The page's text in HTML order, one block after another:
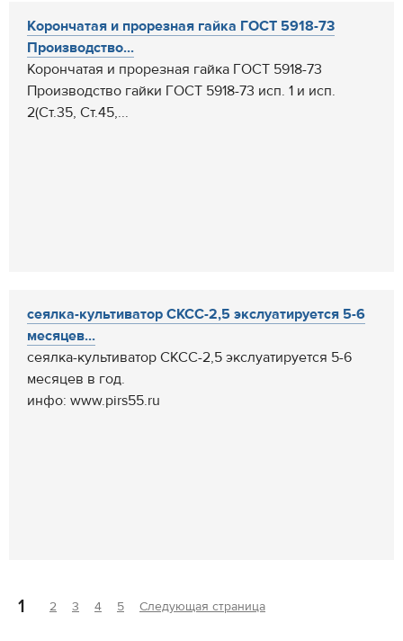
Корончатая и прорезная гайка ГОСТ 5918-73
Производство...
Корончатая и прорезная гайка ГОСТ 5918-73
Производство гайки ГОСТ 5918-73 исп. 1 и исп.
2(Ст.35, Ст.45,...
сеялка-культиватор СКСС-2,5 экслуатируется 5-6
месяцев...
сеялка-культиватор СКСС-2,5 экслуатируется 5-6
месяцев в год.
инфо: www.pirs55.ru
1 2 3 4 5 Следующая страница